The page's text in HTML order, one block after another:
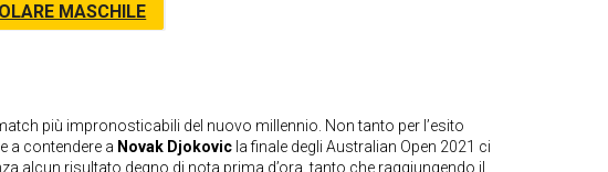
MASCHILE
più impronosticabili del nuovo millennio. Non tanto per l’esito
a contendere a Novak Djokovic la finale degli Australian Open 2021 ci
alcun risultato degno di nota prima d’ora, tanto che raggiungendo il